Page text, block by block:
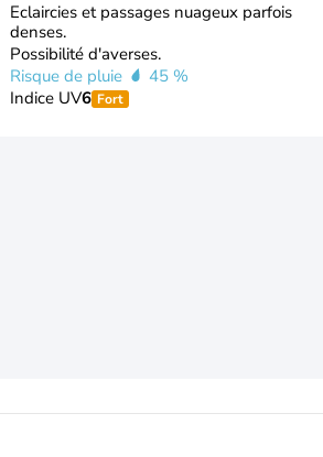
Eclaircies et passages nuageux parfois
denses.
Possibilité d'averses.
Risque de pluie
45 %
Indice UV6 Fort